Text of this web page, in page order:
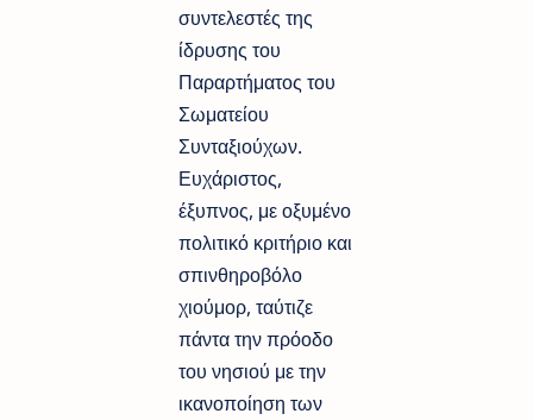
συντελεστές της
ίδρυσης του
Παραρτήματος του
Σωματείου
Συνταξιούχων.
Ευχάριστος,
έξυπνος, με οξυμένο
πολιτικό κριτήριο και
σπινθηροβόλο
χιούμορ, ταύτιζε
πάντα την πρόοδο
του νησιού με την
ικανοποίηση των